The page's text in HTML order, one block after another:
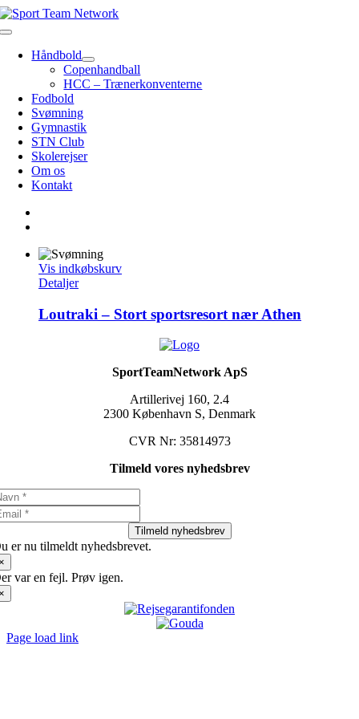
Skip
to
Toggle
NavigationHåndbold
Copenhandball
HCC – Trænerkonventerne
Fodbold
Svømning
Gymnastik
STN Club
Skolerejser
Om os
Kontakt
Vis indkøbskurv
Detaljer
Loutraki – Stort sportsresort nær Athen
SportTeamNetwork ApS
Artillerivej 160, 2.4
2300 København S, Denmark
CVR Nr: 35814973
Tilmeld vores nyhedsbrev
Tilmeld nyhedsbrev
er nu tilmeldt nyhedsbrevet.
var en fejl. Prøv igen.
Page load link